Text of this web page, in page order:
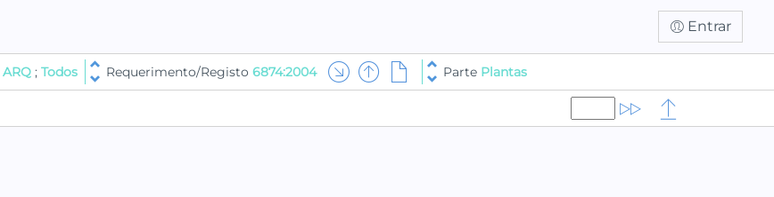
Entrar
ARQ ; Todos Requerimento/Registo 6874:2004 Parte Plantas